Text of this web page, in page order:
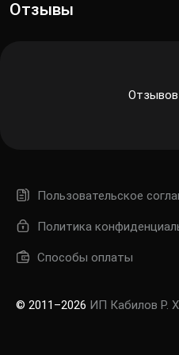
Отзывы
Пользовательское
Политика
Способы оплаты
© 2011–2026 ИП Кабилов Р.